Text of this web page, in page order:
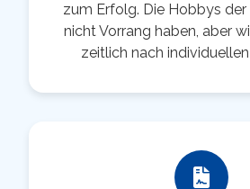
zum Erfolg. Die Hobbys
nicht Vorrang haben, aber
zeitlich nach